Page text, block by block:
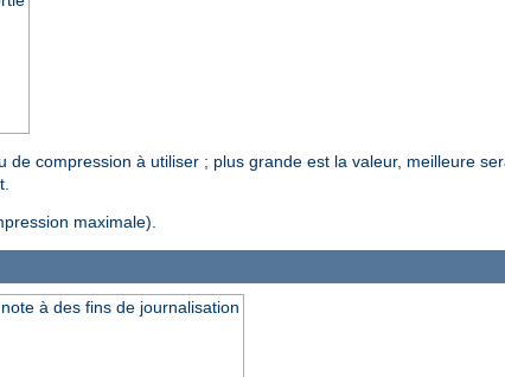
de compression à utiliser ; plus grande est la valeur, meilleure
maximale).
à des fins de journalisation